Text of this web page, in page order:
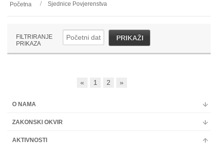
O nama
Početna Sjednice Povjerenstva
FILTRIRANJE
PRIKAZA
PRIKAŽI
« 1 2 »
O NAMA
ZAKONSKI OKVIR
AKTIVNOSTI